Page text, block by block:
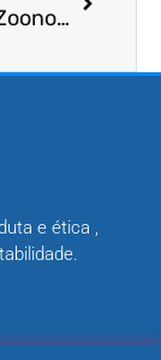
O que são Zoonoses?
e ética ,